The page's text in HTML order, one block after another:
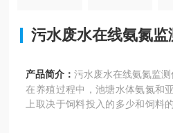
污水废水在线氨氮监
产品简介：污水废水在线氨氮监测
在养殖过程中，池塘水体氨氮和
上取决于饲料投入的多少和饲料